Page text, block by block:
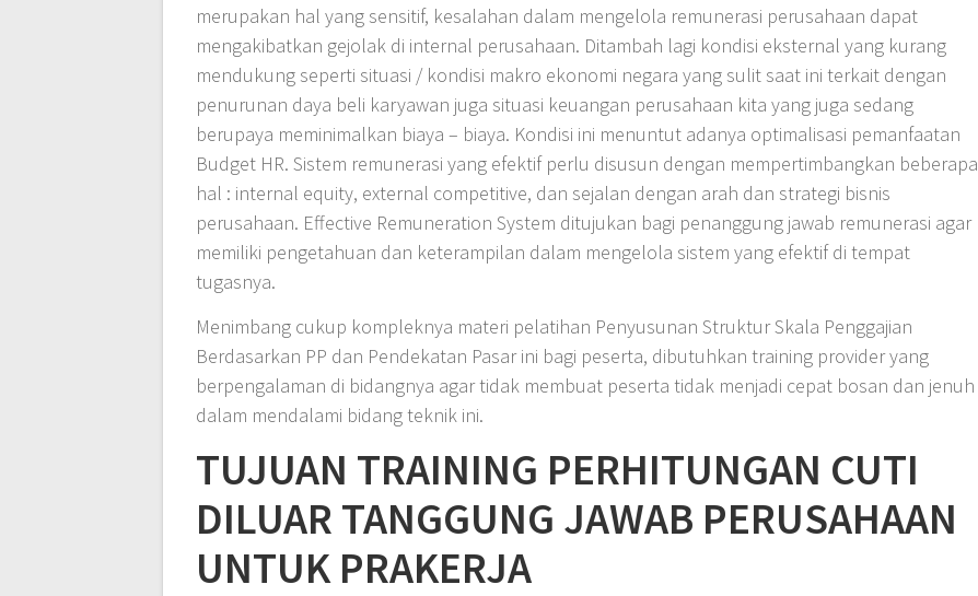
merupakan hal yang sensitif, kesalahan dalam mengelola remunerasi perusahaan dapat
mengakibatkan gejolak di internal perusahaan. Ditambah lagi kondisi eksternal yang kurang
mendukung seperti situasi / kondisi makro ekonomi negara yang sulit saat ini terkait dengan
penurunan daya beli karyawan juga situasi keuangan perusahaan kita yang juga sedang
berupaya meminimalkan biaya – biaya. Kondisi ini menuntut adanya optimalisasi pemanfaatan
Budget HR. Sistem remunerasi yang efektif perlu disusun dengan mempertimbangkan beberapa
hal : internal equity, external competitive, dan sejalan dengan arah dan strategi bisnis
perusahaan. Effective Remuneration System ditujukan bagi penanggung jawab remunerasi agar
memiliki pengetahuan dan keterampilan dalam mengelola sistem yang efektif di tempat
tugasnya.
Menimbang cukup kompleknya materi pelatihan Penyusunan Struktur Skala Penggajian
Berdasarkan PP dan Pendekatan Pasar ini bagi peserta, dibutuhkan training provider yang
berpengalaman di bidangnya agar tidak membuat peserta tidak menjadi cepat bosan dan jenuh
dalam mendalami bidang teknik ini.
TUJUAN TRAINING PERHITUNGAN CUTI
DILUAR TANGGUNG JAWAB PERUSAHAAN
UNTUK PRAKERJA